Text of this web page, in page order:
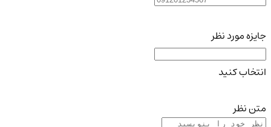
جایزه مورد نظر
انتخاب کنید
متن نظر